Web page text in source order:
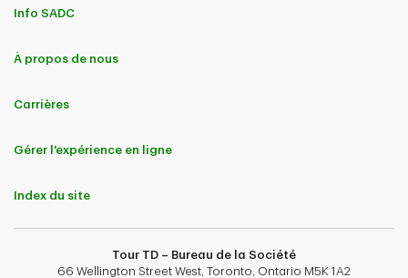
Info SADC
À propos de nous
Carrières
Gérer l'expérience en ligne
Index du site
Tour TD – Bureau de la Société
66 Wellington Street West, Toronto, Ontario M5K 1A2